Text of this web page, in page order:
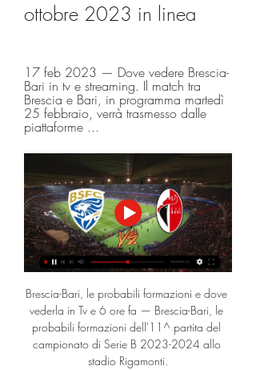
ottobre 2023 in linea
17 feb 2023 — Dove vedere Brescia-
Bari in tv e streaming. Il match tra
Brescia e Bari, in programma martedì
25 febbraio, verrà trasmesso dalle
piattaforme ...
Brescia-Bari, le probabili formazioni e dove
vederla in Tv e 6 ore fa — Brescia-Bari, le
probabili formazioni dell'11^ partita del
campionato di Serie B 2023-2024 allo
stadio Rigamonti.